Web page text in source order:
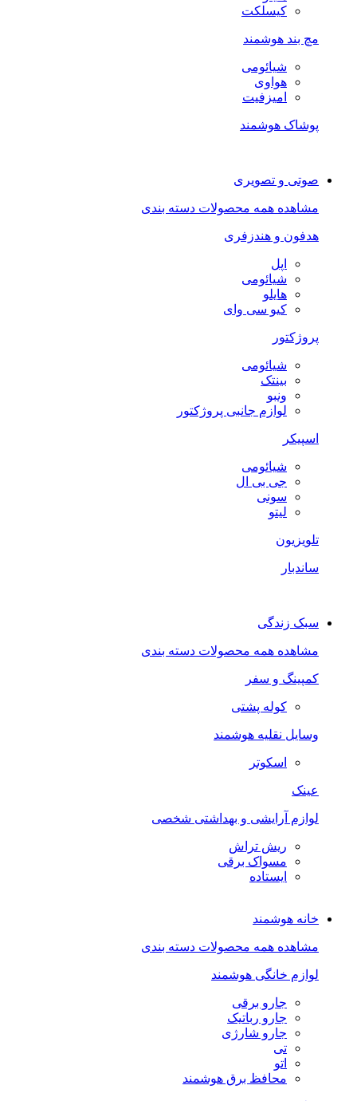
کیسلکت
مچ بند هوشمند
شیائومی
هواوی
امیزفیت
پوشاک هوشمند
صوتی و تصویری
مشاهده همه محصولات دسته بندی
هدفون و هندزفری
اپل
شیائومی
هایلو
کیو سی وای
پروژکتور
شیائومی
بینتک
ونبو
لوازم جانبی پروژکتور
اسپیکر
شیائومی
جی بی ال
سونی
لیتو
تلویزیون
ساندبار
سبک زندگی
مشاهده همه محصولات دسته بندی
کمپینگ و سفر
کوله پشتی
وسایل نقلیه هوشمند
اسکوتر
عینک
لوازم آرایشی و بهداشتی شخصی
ریش تراش
مسواک برقی
ایستاده
خانه هوشمند
مشاهده همه محصولات دسته بندی
لوازم خانگی هوشمند
جارو برقی
جارو رباتیک
جارو شارژی
تی
اتو
محافظ برق هوشمند